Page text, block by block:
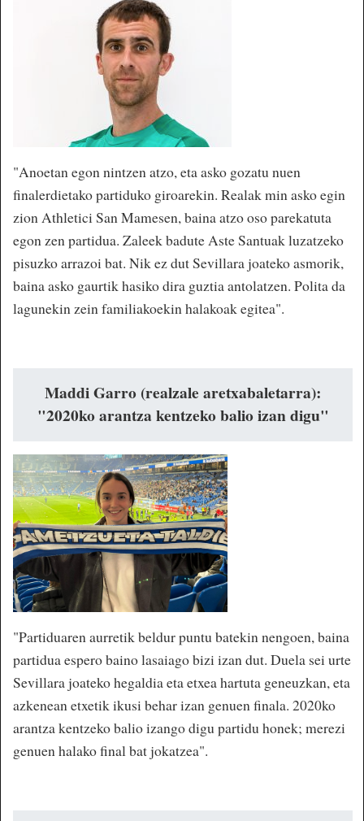
"Anoetan egon nintzen atzo, eta asko gozatu nuen
finalerdietako partiduko giroarekin. Realak min asko egin
zion Athletici San Mamesen, baina atzo oso parekatuta
egon zen partidua. Zaleek badute Aste Santuak luzatzeko
pisuzko arrazoi bat. Nik ez dut Sevillara joateko asmorik,
baina asko gaurtik hasiko dira guztia antolatzen. Polita da
lagunekin zein familiakoekin halakoak egitea".
Maddi Garro (realzale aretxabaletarra):
"2020ko arantza kentzeko balio izan digu"
"Partiduaren aurretik beldur puntu batekin nengoen, baina
partidua espero baino lasaiago bizi izan dut. Duela sei urte
Sevillara joateko hegaldia eta etxea hartuta geneuzkan, eta
azkenean etxetik ikusi behar izan genuen finala. 2020ko
arantza kentzeko balio izango digu partidu honek; merezi
genuen halako final bat jokatzea".